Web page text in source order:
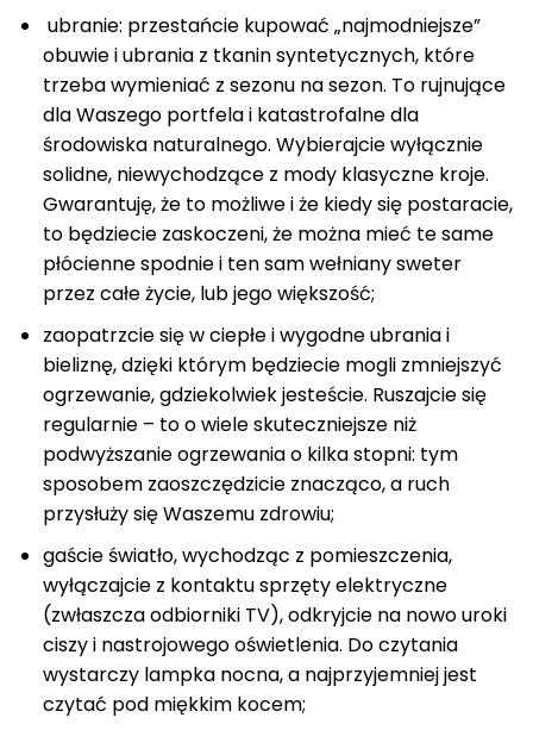
ubranie: przestańcie kupować „najmodniejsze”
obuwie i ubrania z tkanin syntetycznych, które
trzeba wymieniać z sezonu na sezon. To rujnujące
dla Waszego portfela i katastrofalne dla
środowiska naturalnego. Wybierajcie wyłącznie
solidne, niewychodzące z mody klasyczne kroje.
Gwarantuję, że to możliwe i że kiedy się postaracie,
to będziecie zaskoczeni, że można mieć te same
płócienne spodnie i ten sam wełniany sweter
przez całe życie, lub jego większość;
zaopatrzcie się w ciepłe i wygodne ubrania i
bieliznę, dzięki którym będziecie mogli zmniejszyć
ogrzewanie, gdziekolwiek jesteście. Ruszajcie się
regularnie – to o wiele skuteczniejsze niż
podwyższanie ogrzewania o kilka stopni: tym
sposobem zaoszczędzicie znacząco, a ruch
przysłuży się Waszemu zdrowiu;
gaście światło, wychodząc z pomieszczenia,
wyłączajcie z kontaktu sprzęty elektryczne
(zwłaszcza odbiorniki TV), odkryjcie na nowo uroki
ciszy i nastrojowego oświetlenia. Do czytania
wystarczy lampka nocna, a najprzyjemniej jest
czytać pod miękkim kocem;